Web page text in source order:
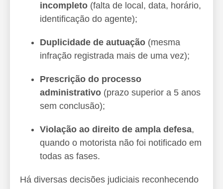
incompleto (falta de local, data, horário,
identificação do agente);
Duplicidade de autuação (mesma
infração registrada mais de uma vez);
Prescrição do processo
administrativo (prazo superior a 5 anos
sem conclusão);
Violação ao direito de ampla defesa,
quando o motorista não foi notificado em
todas as fases.
Há diversas decisões judiciais reconhecendo